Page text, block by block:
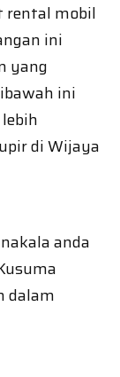
rental mobil
ini
yang
ini
di Wijaya
anda
dalam